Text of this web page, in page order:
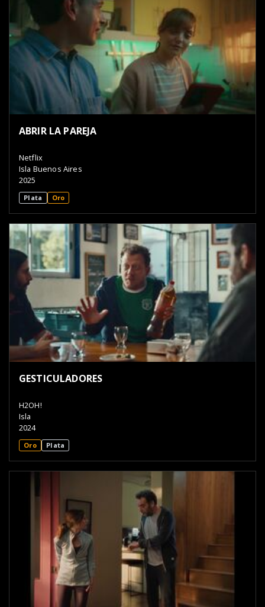
ABRIR LA PAREJA
Netflix
Isla Buenos Aires
2025
Plata Oro
GESTICULADORES
H2OH!
Isla
2024
Oro Plata